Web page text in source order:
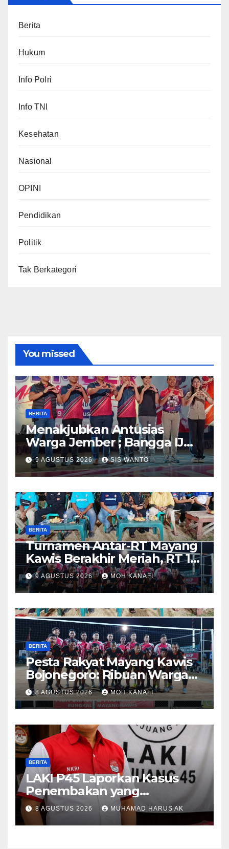
Berita
Hukum
Info Polri
Info TNI
Kesehatan
Nasional
OPINI
Pendidikan
Politik
Tak Berkategori
You missed
BERITA
Menakjubkan Antusias
Warga Jember ; Bangga IJMC
Sangat Luar Biasa
9 AGUSTUS 2026 SIS WANTO
BERITA
Turnamen Antar-RT Mayang
Kawis Berakhir Meriah, RT 11
dan RT 05 Jadi Sorotan
9 AGUSTUS 2026 MOH KANAFI
BERITA
​Pesta Rakyat Mayang Kawis
Bojonegoro: Ribuan Warga
Tumplek Blek Saksikan Final
Voli, Kades 3 Periode Dipuji
Setinggi Langit
8 AGUSTUS 2026 MOH KANAFI
BERITA
LAKI P45 Laporkan Kasus
Penembakan yang
Tewaskan Terduga Pencuri
Durian oleh Oknum Pegawai
Lapas Lubuklinggau
8 AGUSTUS 2026 MUHAMAD HARUS AK